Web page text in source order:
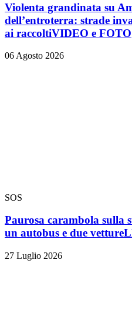
Violenta grandinata su
dell’entroterra: strade
ai raccoltiVIDEO e FOTO
06 Agosto 2026
SOS
Paurosa carambola sulla
un autobus e due vetture
27 Luglio 2026